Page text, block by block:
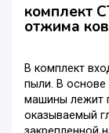
комплект
отжима
В комплект
пыли. В
машины лежит
оказываемый